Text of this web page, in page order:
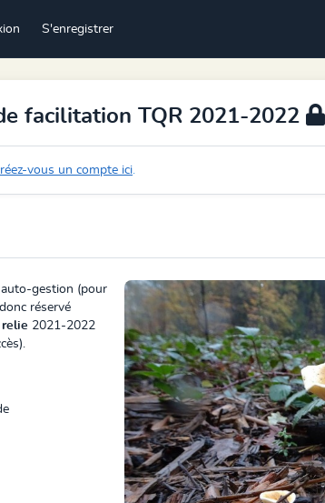
S'enregistrer
facilitation TQR 2021-2022
vous un compte ici.
auto-gestion (pour
réservé
2021-2022
).